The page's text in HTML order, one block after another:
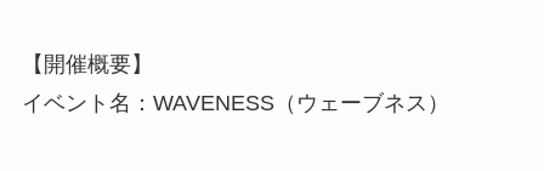
【開催概要】
イベント名：WAVENESS（ウェーブネス）